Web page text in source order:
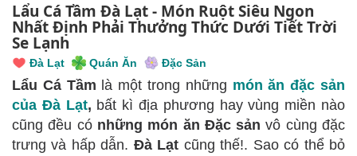
Lẩu Cá Tầm Đà Lạt - Món Ruột Siêu Ngon
Nhất Định Phải Thưởng Thức Dưới Tiết Trời
Se Lạnh
Đà Lạt Quán Ăn Đặc Sản
Lẩu Cá Tầm là một trong những món ăn đặc sản
của Đà Lạt, bất kì địa phương hay vùng miền nào
cũng đều cónhững món ăn Đặc sản vô cùng đặc
trưng và hấp dẫn. Đà Lạt cũng thế!. Sao có thể bỏ